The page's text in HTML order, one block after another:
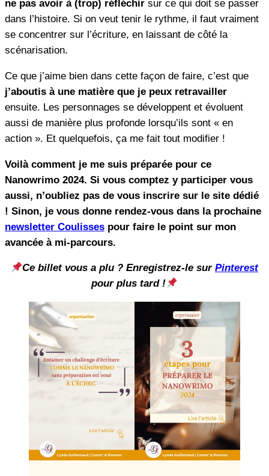
ne pas avoir à (trop) réfléchir sur ce qui doit se passer
dans l’histoire. Si on veut tenir le rythme, il faut vraiment
se concentrer sur l’écriture, en laissant de côté la
scénarisation.
Ce que j’aime bien dans cette façon de faire, c’est que
j’aboutis à une matière que je peux retravailler
ensuite. Les personnages se développent et évoluent
aussi de manière plus profonde lorsqu’ils sont « en
action ». Et quelquefois, ça me fait tout modifier !
Voilà comment je me suis préparée pour ce
Nanowrimo 2024. Si vous comptez y participer vous
aussi, n’oubliez pas de vous inscrire sur le site dédié
! Sinon, je vous donne rendez-vous dans la prochaine
newsletter Coulisses pour faire le point sur mon
avancée à mi-parcours.
Ce billet vous a plu ? Enregistrez-le surPinterest
pour plus tard !